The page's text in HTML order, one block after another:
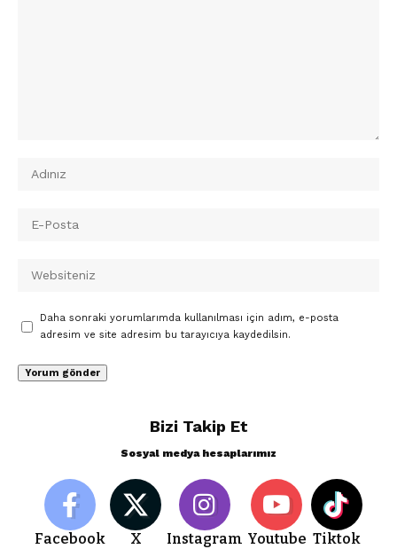
Daha sonraki yorumlarımda kullanılması için adım, e-posta
adresim ve site adresim bu tarayıcıya kaydedilsin.
Bizi Takip Et
Sosyal medya hesaplarımız
Facebook X Instagram Youtube Tiktok